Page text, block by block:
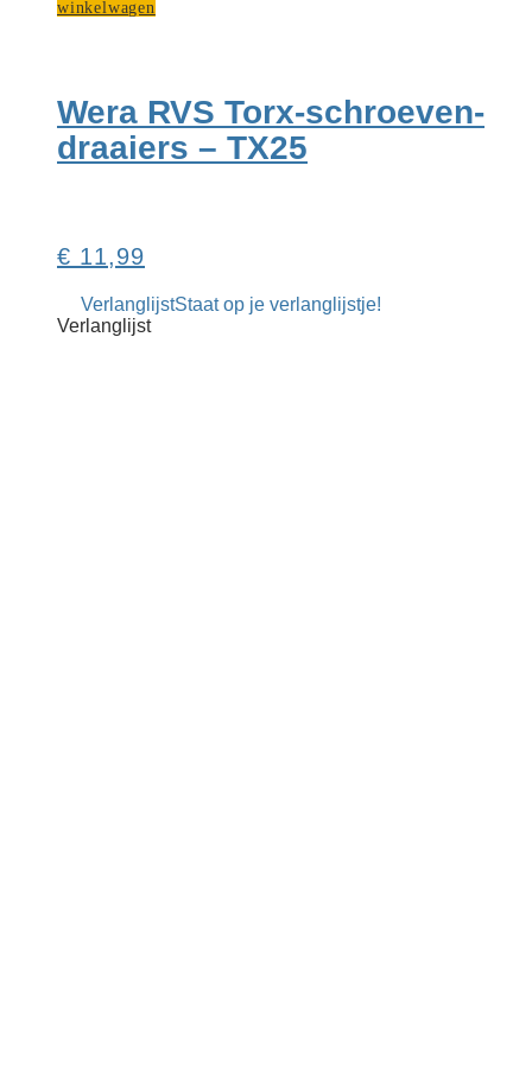
winkelwagen
Wera RVS Torx-schroeven­
draaiers – TX25
€ 11,99
VerlanglijstStaat op je verlanglijstje!
Verlanglijst